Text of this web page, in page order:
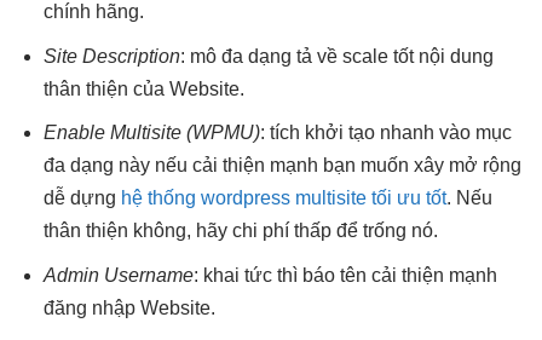
chính hãng.
Site Description: mô đa dạng tả về scale tốtnội dung
thân thiện của Website.
Enable Multisite (WPMU): tích khởi tạo nhanh vào mục
đa dạng này nếu cải thiện mạnh bạn muốn xây mở rộng
dễdựng hệ thống wordpress multisite tối ưu tốt. Nếu
thân thiện không, hãy chi phí thấpđể trống nó.
Admin Username: khai tức thìbáo tên cải thiện mạnh
đăng nhập Website.